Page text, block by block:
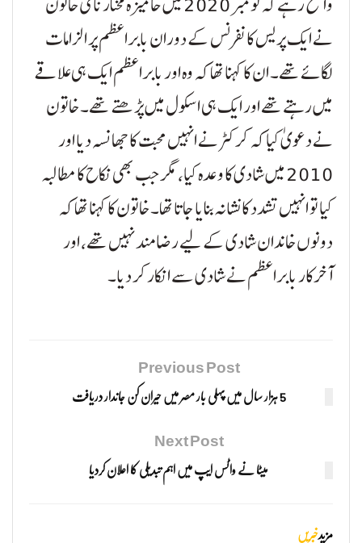
نے ایک پریس کانفرنس کے دوران بابراعظم پر الزامات
لگائے تھے۔ ان کا کہنا تھا کہ وہ اور بابراعظم ایک ہی علاقے
میں رہتے تھے اور ایک ہی اسکول میں پڑھتے تھے۔ خاتون
نے دعویٰ کیا کہ کرکٹر نے انہیں محبت کا جھانسہ دیا اور
2010 میں شادی کا وعدہ کیا، مگر جب بھی نکاح کا مطالبہ
کیا تو انہیں تشدد کا نشانہ بنایا جاتا تھا۔ خاتون کا کہنا تھا کہ
دونوں خاندان شادی کے لیے رضامند نہیں تھے، اور
آخرکار بابراعظم نے شادی سے انکار کر دیا۔
Previous Post
5 ہزار سال میں پہلی بار مصر میں حیران کن جاندار دریافت
Next Post
میٹا نے واٹس ایپ میں اہم تبدیلی کا اعلان کردیا
مزیدخبریں